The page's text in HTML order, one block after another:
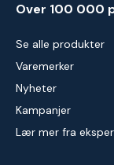
Over 100 000
Se alle produkter
Varemerker
Nyheter
Kampanjer
Lær mer fra